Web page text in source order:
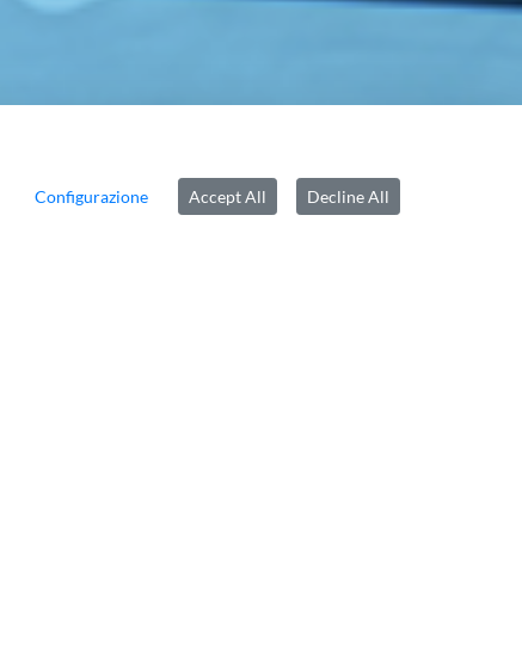
Configurazione Accept All Decline All